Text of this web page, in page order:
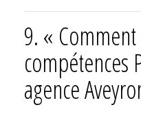
9. «
compétences
agence